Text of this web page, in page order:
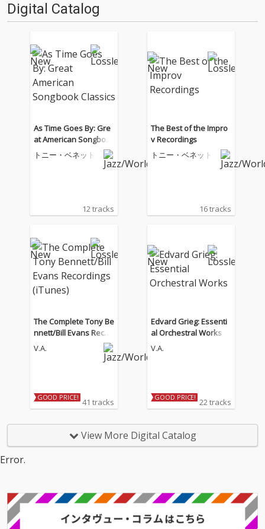
Digital Catalog
As Time Goes By: Gre
at American Songboo
k Classics
トニー・ベネット
12 tracks
The Best of the Impro
v Recordings
トニー・ベネット
16 tracks
The Complete Tony Be
nnett/Bill Evans Recor
dings (iTunes)
V.A.
GOOD PRICE! 41 tracks
Edvard Grieg: Essenti
al Orchestral Works
V.A.
GOOD PRICE! 22 tracks
View More Digital Catalog
Error.